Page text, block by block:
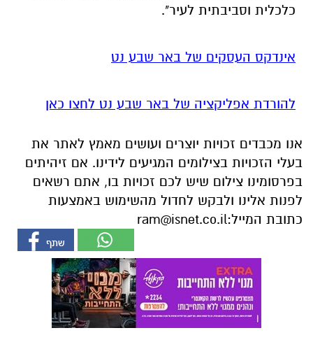
כלכלית וסביבתית לעיר".
אינדקס העסקים של באר שבע נט
להורדת אפליקציה של באר שבע נט לחצו כאן
אנו מכבדים זכויות יוצרים ועושים מאמץ לאתר את
בעלי הזכויות בצילומים המגיעים לידינו. אם זיהיתים
בפרסומינו צילום שיש לכם זכויות בו, אתם רשאים
לפנות אלינו ולבקש לחדול מהשימוש באמצעות
כתובת המייל:ram@isnet.co.il